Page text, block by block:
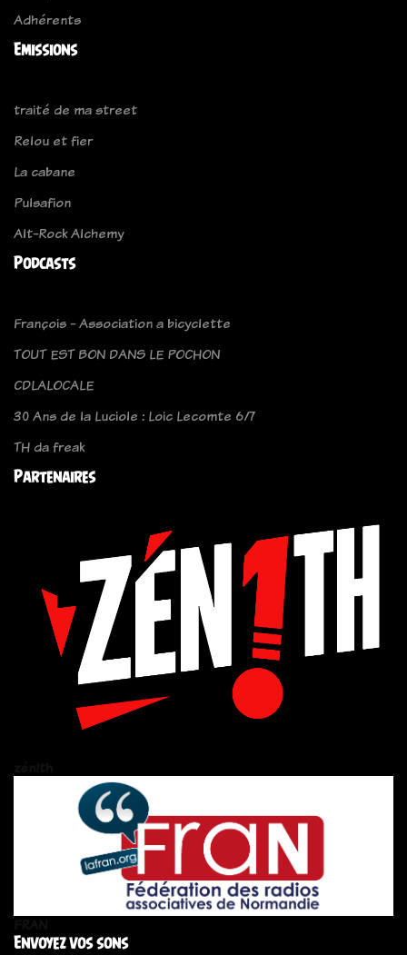
Adhérents
Emissions
traité de ma street
Relou et fier
La cabane
Pulsafion
Alt-Rock Alchemy
Podcasts
François - Association a bicyclette
TOUT EST BON DANS LE POCHON
CDLALOCALE
30 Ans de la Luciole : Loic Lecomte 6/7
TH da freak
Partenaires
Envoyez vos sons